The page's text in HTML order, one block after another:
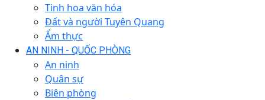
Tinh hoa văn hóa
Đất và người Tuyên Quang
Ẩm thực
AN NINH - QUỐC PHÒNG
An ninh
Quân sự
Biên phòng